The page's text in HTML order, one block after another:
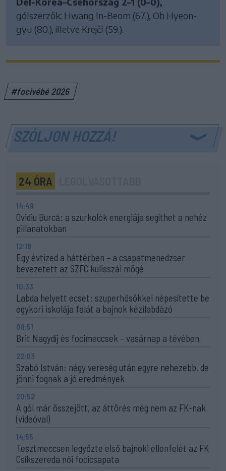
gólszerzők: Hwang In-Beom (67.), Oh Hyeon-
gyu (80.), illetve Krejčí (59.).
#focivébé 2026
SZÓLJON HOZZÁ!
24 ÓRA
14:49
Ovidiu Burcă: a szurkolók energiája segíthet a nehéz
pillanatokban
12:18
Egy évtized a háttérben – a csapatmenedzser
bevezetett az SZFC kulisszái mögé
10:33
Labda helyett ecset: szuperhősökkel népesítette be
egykori iskolája falát a bajnok kézilabdázó
09:51
Brit Nagydíj és focimeccsek – vasárnap a tévében
22:03
Szabó István: négy vereség után egyre nehezebb, de
jönni fognak a jó eredmények
20:52
A gól már összejött, az áttörés még nem az FK-nak
(videóval)
14:55
Tesztmeccsen legyőzte első bajnoki ellenfelét az FK
Csíkszereda női focicsapata